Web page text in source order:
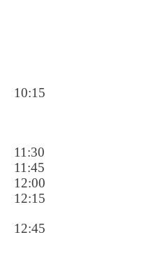
10:15
11:30
11:45
12:00
12:15
12:45